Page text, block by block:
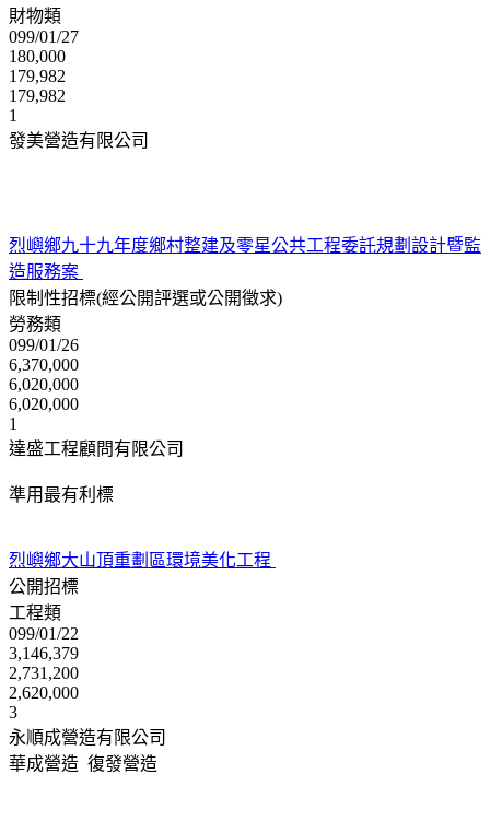
財物類
099/01/27
180,000
179,982
179,982
1
發美營造有限公司
烈嶼鄉九十九年度鄉村整建及零星公共工程委託規劃設計暨監
造服務案
限制性招標(經公開評選或公開徵求)
勞務類
099/01/26
6,370,000
6,020,000
6,020,000
1
達盛工程顧問有限公司
準用最有利標
烈嶼鄉大山頂重劃區環境美化工程
公開招標
工程類
099/01/22
3,146,379
2,731,200
2,620,000
3
永順成營造有限公司
華成營造 復發營造